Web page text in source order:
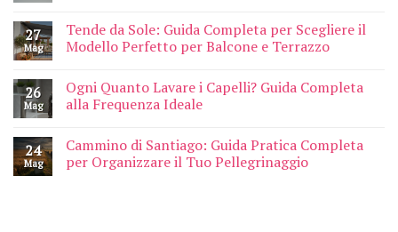
27
Mag
Tende da Sole: Guida Completa per Scegliere il
Modello Perfetto per Balcone e Terrazzo
26
Mag
Ogni Quanto Lavare i Capelli? Guida Completa
alla Frequenza Ideale
24
Mag
Cammino di Santiago: Guida Pratica Completa
per Organizzare il Tuo Pellegrinaggio